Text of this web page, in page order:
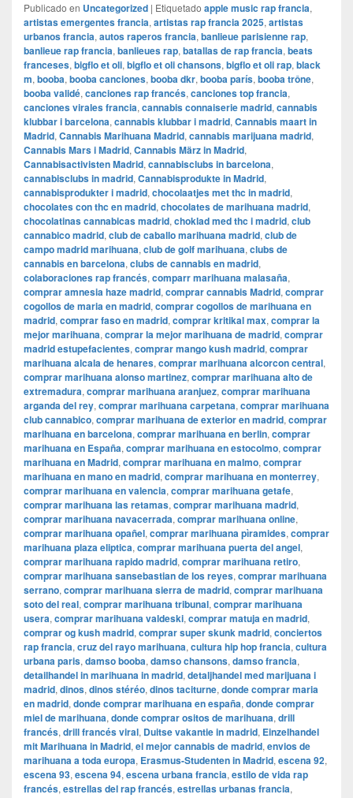
Publicado en Uncategorized | Etiquetado apple music rap francia,
artistas emergentes francia, artistas rap francia 2025, artistas
urbanos francia, autos raperos francia, banlieue parisienne rap,
banlieue rap francia, banlieues rap, batallas de rap francia, beats
franceses, bigflo et oli, bigflo et oli chansons, bigflo et oli rap, black
m, booba, booba canciones, booba dkr, booba parís, booba trône,
booba validé, canciones rap francés, canciones top francia,
canciones virales francia, cannabis connaiserie madrid, cannabis
klubbar i barcelona, cannabis klubbar i madrid, Cannabis maart in
Madrid, Cannabis Marihuana Madrid, cannabis marijuana madrid,
Cannabis Mars i Madrid, Cannabis März in Madrid,
Cannabisactivisten Madrid, cannabisclubs in barcelona,
cannabisclubs in madrid, Cannabisprodukte in Madrid,
cannabisprodukter i madrid, chocolaatjes met thc in madrid,
chocolates con thc en madrid, chocolates de marihuana madrid,
chocolatinas cannabicas madrid, choklad med thc i madrid, club
cannabico madrid, club de caballo marihuana madrid, club de
campo madrid marihuana, club de golf marihuana, clubs de
cannabis en barcelona, clubs de cannabis en madrid,
colaboraciones rap francés, comparr marihuana malasaña,
comprar amnesia haze madrid, comprar cannabis Madrid, comprar
cogollos de maria en madrid, comprar cogollos de marihuana en
madrid, comprar faso en madrid, comprar kritikal max, comprar la
mejor marihuana, comprar la mejor marihuana de madrid, comprar
madrid estupefacientes, comprar mango kush madrid, comprar
marihuana alcala de henares, comprar marihuana alcorcon central,
comprar marihuana alonso martinez, comprar marihuana alto de
extremadura, comprar marihuana aranjuez, comprar marihuana
arganda del rey, comprar marihuana carpetana, comprar marihuana
club cannabico, comprar marihuana de exterior en madrid, comprar
marihuana en barcelona, comprar marihuana en berlin, comprar
marihuana en España, comprar marihuana en estocolmo, comprar
marihuana en Madrid, comprar marihuana en malmo, comprar
marihuana en mano en madrid, comprar marihuana en monterrey,
comprar marihuana en valencia, comprar marihuana getafe,
comprar marihuana las retamas, comprar marihuana madrid,
comprar marihuana navacerrada, comprar marihuana online,
comprar marihuana opañel, comprar marihuana pìramides, comprar
marihuana plaza eliptica, comprar marihuana puerta del angel,
comprar marihuana rapido madrid, comprar marihuana retiro,
comprar marihuana sansebastian de los reyes, comprar marihuana
serrano, comprar marihuana sierra de madrid, comprar marihuana
soto del real, comprar marihuana tribunal, comprar marihuana
usera, comprar marihuana valdeski, comprar matuja en madrid,
comprar og kush madrid, comprar super skunk madrid, conciertos
rap francia, cruz del rayo marihuana, cultura hip hop francia, cultura
urbana paris, damso booba, damso chansons, damso francia,
detailhandel in marihuana in madrid, detaljhandel med marijuana i
madrid, dinos, dinos stéréo, dinos taciturne, donde comprar maria
en madrid, donde comprar marihuana en españa, donde comprar
miel de marihuana, donde comprar ositos de marihuana, drill
francés, drill francés viral, Duitse vakantie in madrid, Einzelhandel
mit Marihuana in Madrid, el mejor cannabis de madrid, envios de
marihuana a toda europa, Erasmus-Studenten in Madrid, escena 92,
escena 93, escena 94, escena urbana francia, estilo de vida rap
francés, estrellas del rap francés, estrellas urbanas francia,